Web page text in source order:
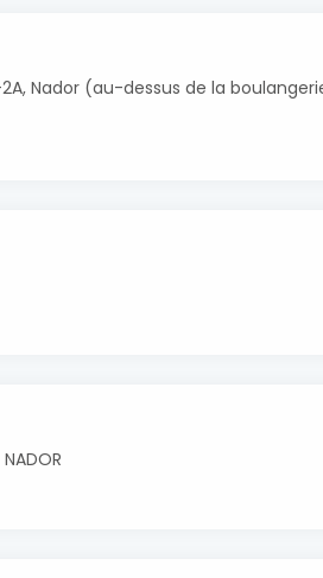
Nador (au-dessus de la